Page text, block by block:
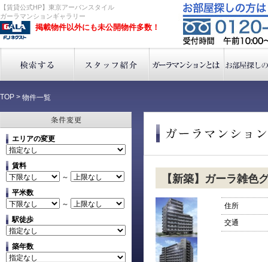
【賃貸公式HP】東京アーバンスタイル
ガーラマンションギャラリー
掲載物件以外にも未公開物件多数！
TOP > 物件一覧
エリアの変更
賃料
～
平米数
～
駅徒歩
築年数
【新築】ガーラ雑色
住所
交通